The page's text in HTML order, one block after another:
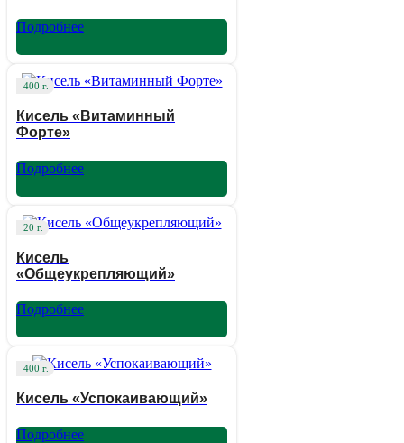
Подробнее
400 г.
Кисель «Витаминный
Форте»
Подробнее
20 г.
Кисель
«Общеукрепляющий»
Подробнее
400 г.
Кисель «Успокаивающий»
Подробнее